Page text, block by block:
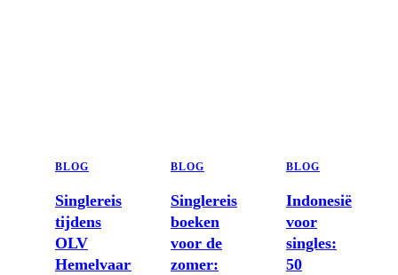
BLOG
Singlereis
tijdens
OLV
Hemelvaart
BLOG
Singlereis
boeken
voor de
zomer:
BLOG
Indonesië
voor
singles:
50